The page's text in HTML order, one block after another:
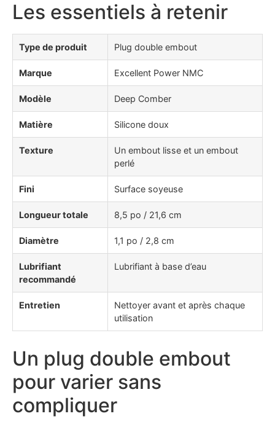
Les essentiels à retenir
Type de produit Plug double embout
Marque Excellent Power NMC
Modèle Deep Comber
Matière Silicone doux
Texture
Un embout lisse et un embout
perlé
Fini Surface soyeuse
Longueur totale 8,5 po / 21,6 cm
Diamètre 1,1 po / 2,8 cm
Lubrifiant
recommandé
Lubrifiant à base d’eau
Entretien
Nettoyer avant et après chaque
utilisation
Un plug double embout
pour varier sans
compliquer